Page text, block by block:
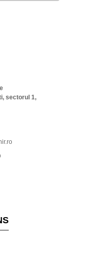
sectorul 1,